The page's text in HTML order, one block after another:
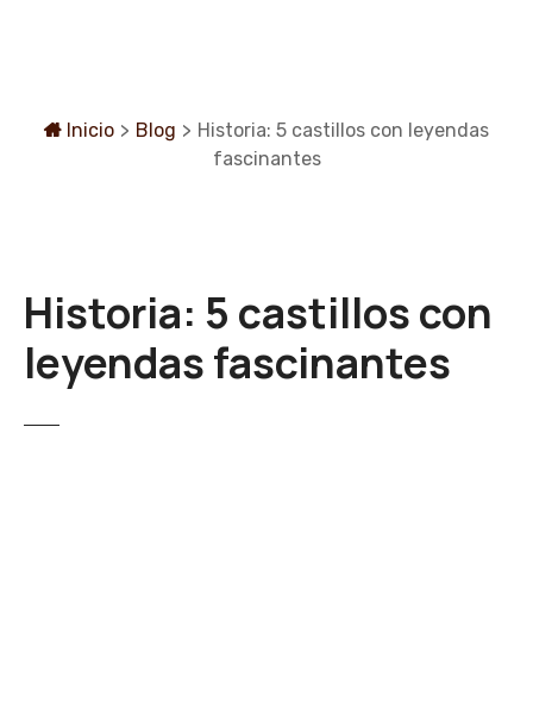
Inicio > Blog > Historia: 5 castillos con leyendas
fascinantes
Historia: 5 castillos con
leyendas fascinantes